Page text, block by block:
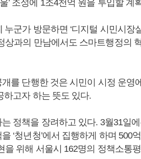
’ 조성에 1조4천억 원을 투입할 계
군가 방문하면 ‘디지털 시민시장
상과의 만남에서도 스마트행정의
를 단행한 것은 시민이 시정 운영
하고자 하는 뜻도 있다.
정책을 장려하고 있다. 3월31일
‘청년청’에서 집행하게 하며 500
을 위해 서울시 162명의 정책소통